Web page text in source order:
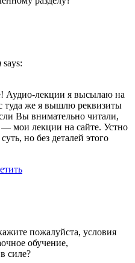
says:
Аудио-лекции я высылаю на
туда же я вышлю реквизиты
Вы внимательно читали,
мои лекции на сайте. Устно
но без деталей этого
пожалуйста, условия
обучение,
силе?